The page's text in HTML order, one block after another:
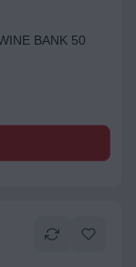
BANK 50